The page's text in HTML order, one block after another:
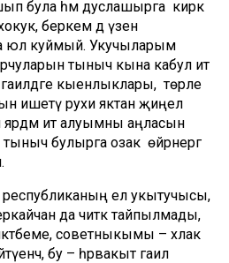
була һәм дуслашырга кирәк
беркем дә үзен
юл куймый. Укучыларым
тыныч кына кабул итә
кыенлыклары, төрле
ишетү рухи яктан җиңел
итә алуымны аңласын
булырга озак өйрәнергә
республиканың ел укытучысы,
да читкә тайпылмады,
советныкымы – әхлак
бу – һәрвакыт гаилә